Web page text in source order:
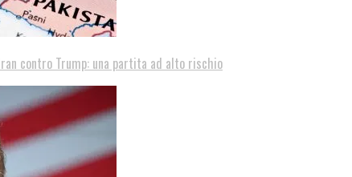
contro Trump: una partita ad alto rischio